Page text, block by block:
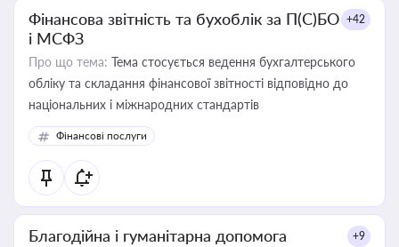
Фінансова звітність та бухоблік за П(С)БО
і МСФЗ
+42
Про що тема: Тема стосується ведення бухгалтерського
обліку та складання фінансової звітності відповідно до
національних і міжнародних стандартів
Фінансові послуги
Благодійна і гуманітарна допомога +9